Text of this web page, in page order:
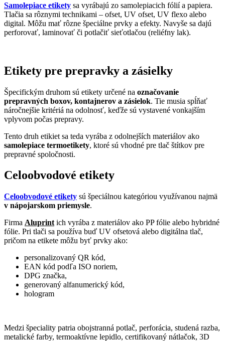
Samolepiace etikety sa vyrábajú zo samolepiacich fólií a papiera.
Tlačia sa rôznymi technikami – ofset, UV ofset, UV flexo alebo
digital. Môžu mať rôzne špeciálne prvky a efekty. Navyše sa dajú
perforovať, laminovať či potlačiť sieťotlačou (reliéfny lak).
Etikety pre prepravky a zásielky
Špecifickým druhom sú etikety určené na označovanie
prepravných boxov, kontajnerov a zásielok. Tie musia spĺňať
náročnejšie kritériá na odolnosť, keďže sú vystavené vonkajším
vplyvom počas prepravy.
Tento druh etikiet sa teda vyrába z odolnejších materiálov ako
samolepiace termoetikety, ktoré sú vhodné pre tlač štítkov pre
prepravné spoločnosti.
Celoobvodové etikety
Celoobvodové etikety sú špeciálnou kategóriou využívanou najmä
v nápojarskom priemysle.
Firma Aluprint ich vyrába z materiálov ako PP fólie alebo hybridné
fólie. Pri tlači sa používa buď UV ofsetová alebo digitálna tlač,
pričom na etikete môžu byť prvky ako:
personalizovaný QR kód,
EAN kód podľa ISO noriem,
DPG značka,
generovaný alfanumerický kód,
hologram
Medzi špeciality patria obojstranná potlač, perforácia, studená razba,
metalické farby, termoaktívne lepidlo, certifikovaný nátlačok, 3D